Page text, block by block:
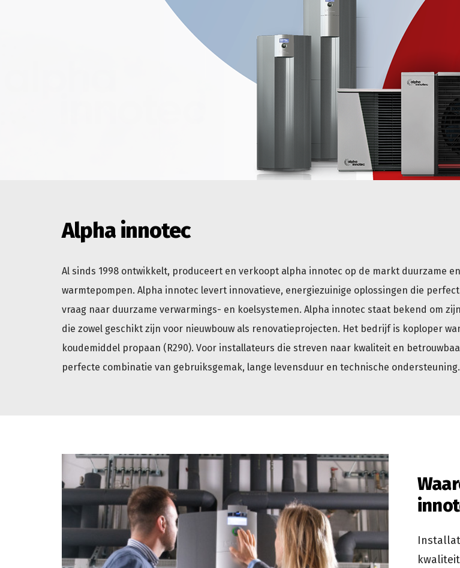
Alpha innotec
Al sinds 1998 ontwikkelt, produceert en verkoopt alpha innotec op de markt duurzame
warmtepompen. Alpha innotec levert innovatieve, energiezuinige oplossingen die
vraag naar duurzame verwarmings- en koelsystemen. Alpha innotec staat bekend om
die zowel geschikt zijn voor nieuwbouw als renovatieprojecten. Het bedrijf is koploper
koudemiddel propaan (R290). Voor installateurs die streven naar kwaliteit en
perfecte combinatie van gebruiksgemak, lange levensduur en technische ondersteuning.